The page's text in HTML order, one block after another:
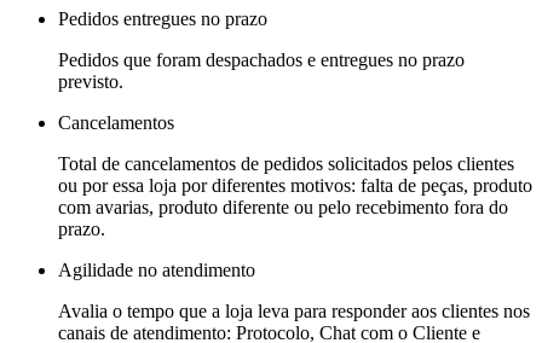
Pedidos entregues no prazo
Pedidos que foram despachados e entregues no prazo
previsto.
Cancelamentos
Total de cancelamentos de pedidos solicitados pelos clientes
ou por essa loja por diferentes motivos: falta de peças, produto
com avarias, produto diferente ou pelo recebimento fora do
prazo.
Agilidade no atendimento
Avalia o tempo que a loja leva para responder aos clientes nos
canais de atendimento: Protocolo, Chat com o Cliente e